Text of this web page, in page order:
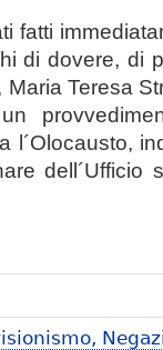
fatti
di dovere, di
Teresa
l´Olocausto,
dell´Ufficio